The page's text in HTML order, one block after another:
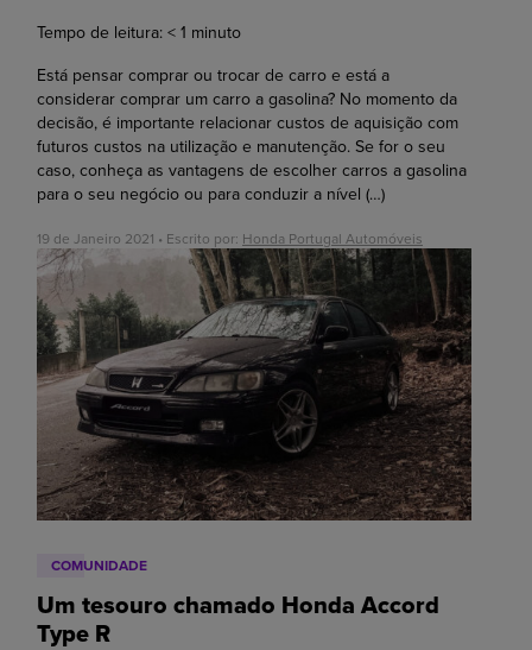
Tempo de leitura: < 1 minuto
Está pensar comprar ou trocar de carro e está a
considerar comprar um carro a gasolina? No momento da
decisão, é importante relacionar custos de aquisição com
futuros custos na utilização e manutenção. Se for o seu
caso, conheça as vantagens de escolher carros a gasolina
para o seu negócio ou para conduzir a nível (…)
19 de Janeiro 2021 • Escrito por: Honda Portugal Automóveis
COMUNIDADE
Um tesouro chamado Honda Accord
Type R